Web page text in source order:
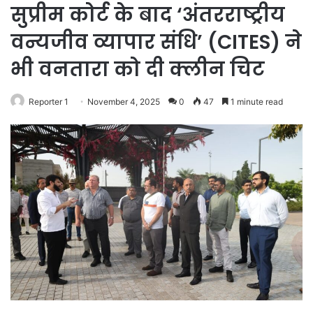
सुप्रीम कोर्ट के बाद ‘अंतरराष्ट्रीय
वन्यजीव व्यापार संधि’ (CITES) ने
भी वनतारा को दी क्लीन चिट
Reporter 1 November 4, 2025 0 47 1 minute read